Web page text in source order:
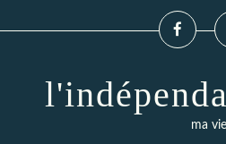
ma